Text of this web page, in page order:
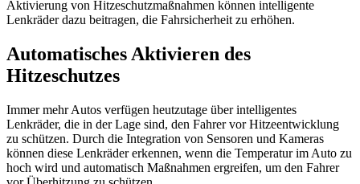
Aktivierung von Hitzeschutzmaßnahmen können intelligente
Lenkräder dazu beitragen, die Fahrsicherheit zu erhöhen.
Automatisches Aktivieren des
Hitzeschutzes
Immer mehr Autos verfügen heutzutage über intelligentes
Lenkräder, die in der Lage sind, den Fahrer vor Hitzeentwicklung
zu schützen. Durch die Integration von Sensoren und Kameras
können diese Lenkräder erkennen, wenn die Temperatur im Auto zu
hoch wird und automatisch Maßnahmen ergreifen, um den Fahrer